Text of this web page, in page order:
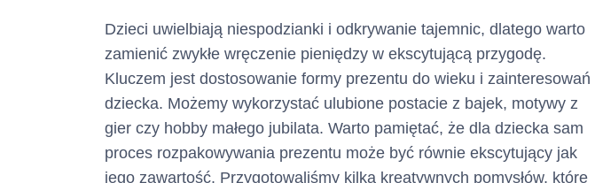
Dzieci uwielbiają niespodzianki i odkrywanie tajemnic, dlatego warto
zamienić zwykłe wręczenie pieniędzy w ekscytującą przygodę.
Kluczem jest dostosowanie formy prezentu do wieku i zainteresowań
dziecka. Możemy wykorzystać ulubione postacie z bajek, motywy z
gier czy hobby małego jubilata. Warto pamiętać, że dla dziecka sam
proces rozpakowywania prezentu może być równie ekscytujący jak
jego zawartość. Przygotowaliśmy kilka kreatywnych pomysłów, które
(informacja ta ma charakter opcjonalny)
Adres poczty
elektronicznej :
(informacja ta ma charakter opcjonalny)